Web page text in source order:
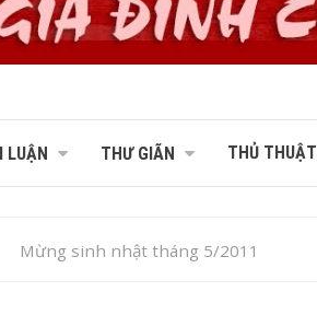
LUẬN THƯ GIÃN THỦ THUẬT
Mừng sinh nhật tháng 5/2011